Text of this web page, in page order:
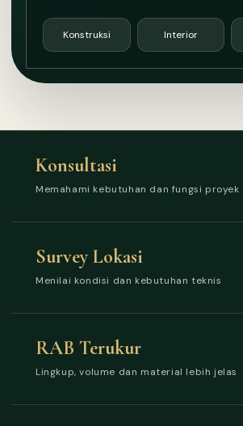
Konstruksi Interior
Konsultasi
Memahami kebutuhan dan fungsi proyek
Survey Lokasi
Menilai kondisi dan kebutuhan teknis
RAB Terukur
Lingkup, volume dan material lebih jelas